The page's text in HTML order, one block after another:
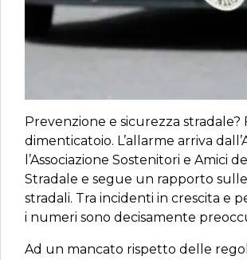
Prevenzione e sicurezza stradale?
dimenticatoio. L’allarme arriva
l’Associazione Sostenitori e Amici
Stradale e segue un rapporto
stradali. Tra incidenti in crescita e
i numeri sono decisamente
Ad un mancato rispetto delle